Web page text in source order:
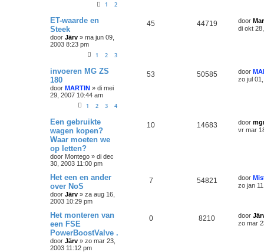
1 2
ET-waarde en
Steek
door Järv » ma jun 09,
2003 8:23 pm
1 2 3
45 44719 door
di okt
invoeren MG ZS
180
door MARTIN » di mei
29, 2007 10:44 am
1 2 3 4
53 50585 door
zo jul
Een gebruikte
wagen kopen?
Waar moeten we
op letten?
door Montego » di dec
30, 2003 11:00 pm
10 14683 door
vr mar
Het een en ander
over NoS
door Järv » za aug 16,
2003 10:29 pm
7 54821 door
zo jan
Het monteren van
een FSE
PowerBoostValve .
door Järv » zo mar 23,
2003 11:12 pm
0 8210 door
zo mar